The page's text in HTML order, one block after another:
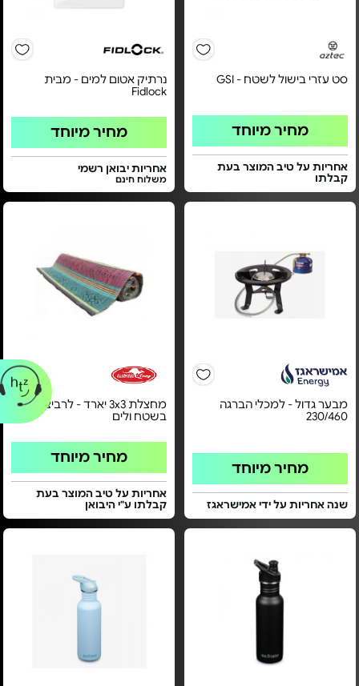
סט עזרי בישול לשטח - GSI
מחיר מיוחד
אחריות על טיב המוצר בעת
קבלתו
נרתיק אטום למים - מבית
Fidlock
מחיר מיוחד
אחריות יבואן רשמי
משלוח חינם
מבער גדול - למכלי הברגה
230/460
מחיר מיוחד
שנה אחריות על ידי אמישראגז
מחצלת 3x3 יארד - לרביצה
בשטח ולים
מחיר מיוחד
אחריות על טיב המוצר בעת
קבלתו ע"י היבואן